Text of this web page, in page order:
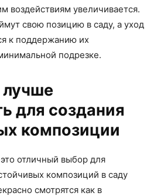
воздействиям увеличивается.
свою позицию в саду, а уход
к поддержанию их
подрезке.
лучше
для создания
композиции
отличный выбор для
композиций в саду
смотрятся как в